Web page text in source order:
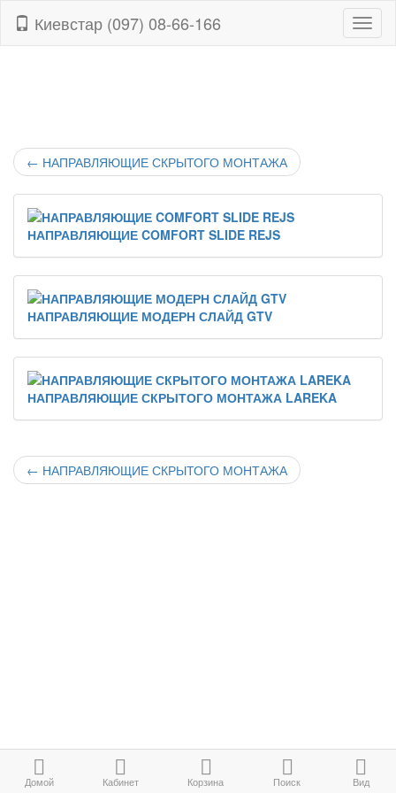
Киевстар (097) 08-66-166
← НАПРАВЛЯЮЩИЕ СКРЫТОГО МОНТАЖА
НАПРАВЛЯЮЩИЕ COMFORT SLIDE REJS
НАПРАВЛЯЮЩИЕ МОДЕРН СЛАЙД GTV
НАПРАВЛЯЮЩИЕ СКРЫТОГО МОНТАЖА LAREKA
← НАПРАВЛЯЮЩИЕ СКРЫТОГО МОНТАЖА
Домой Кабинет Корзина Поиск Вид